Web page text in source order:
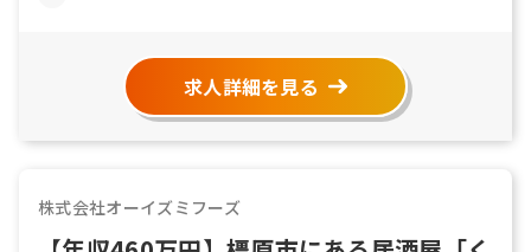
求人詳細を見る
株式会社オーイズミフーズ